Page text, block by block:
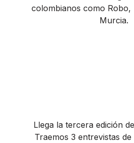
colombianos como Robo,
Murcia.
Llega la tercera edición
Traemos 3 entrevistas